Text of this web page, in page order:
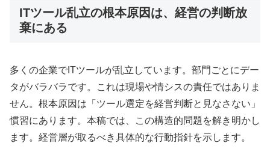
ITツール乱立の根本原因は、経営の判断放
棄にある
多くの企業でITツールが乱立しています。部門ごとにデー
タがバラバラです。これは現場や情シスの責任ではありま
せん。根本原因は「ツール選定を経営判断と見なさない」
慣習にあります。本稿では、この構造的問題を解き明かし
ます。経営層が取るべき具体的な行動指針を示します。